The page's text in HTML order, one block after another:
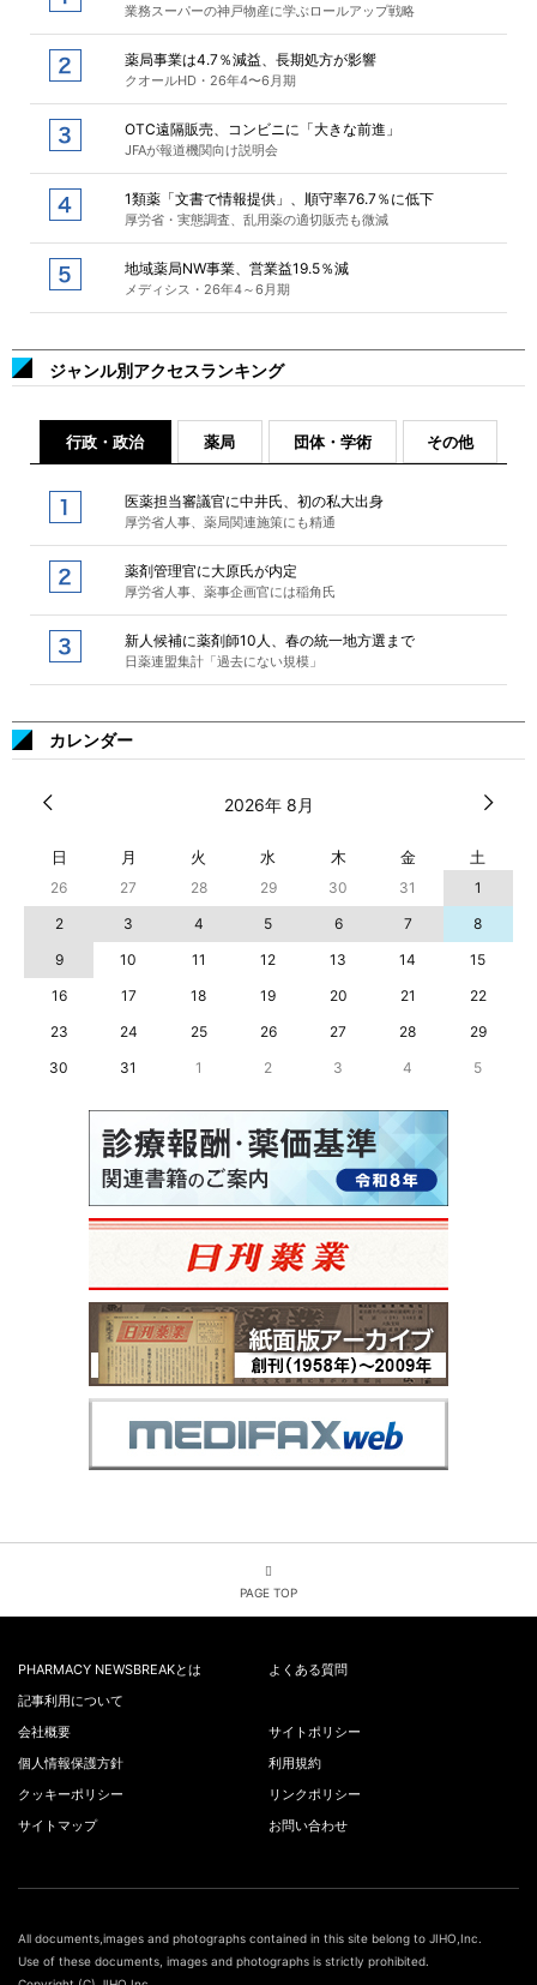
業務スーパーの神戸物産に学ぶロールアップ戦略
薬局事業は4.7％減益、長期処方が影響
クオールHD・26年4〜6月期
OTC遠隔販売、コンビニに「大きな前進」
JFAが報道機関向け説明会
1類薬「文書で情報提供」、順守率76.7％に低下
厚労省・実態調査、乱用薬の適切販売も微減
地域薬局NW事業、営業益19.5％減
メディシス・26年4～6月期
ジャンル別アクセスランキング
行政・政治 薬局 団体・学術 その他
医薬担当審議官に中井氏、初の私大出身
厚労省人事、薬局関連施策にも精通
薬剤管理官に大原氏が内定
厚労省人事、薬事企画官には稲角氏
新人候補に薬剤師10人、春の統一地方選まで
日薬連盟集計「過去にない規模」
カレンダー
2026年 8月
日 月 火 水 木 金 土
26 27 28 29 30 31
1
2
3 4 5 6 7
8
9
10 11 12 13 14
15
16
17 18 19 20 21
22
23
24 25 26 27 28
29
30
31 1 2 3 4 5
PAGE TOP
PHARMACY NEWSBREAKとは
よくある質問
記事利用について
会社概要
サイトポリシー
個人情報保護方針
利用規約
クッキーポリシー
リンクポリシー
サイトマップ
お問い合わせ
All documents,images and photographs contained in this site belong to JIHO,Inc.
Use of these documents, images and photographs is strictly prohibited.